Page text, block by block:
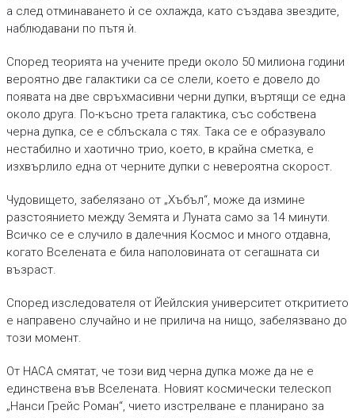
а след отминаването ѝ се охлажда, като създава звездите,
наблюдавани по пътя ѝ.
Според теорията на учените преди около 50 милиона години
вероятно две галактики са се слели, което е довело до
появата на две свръхмасивни черни дупки, въртящи се една
около друга. По-късно трета галактика, със собствена
черна дупка, се е сблъскала с тях. Така се е образувало
нестабилно и хаотично трио, което, в крайна сметка, е
изхвърлило една от черните дупки с невероятна скорост.
Чудовището, забелязано от „Хъбъл“, може да измине
разстоянието между Земята и Луната само за 14 минути.
Всичко се е случило в далечния Космос и много отдавна,
когато Вселената е била наполовината от сегашната си
възраст.
Според изследователя от Йейлския университет откритието
е направено случайно и не прилича на нищо, забелязвано до
този момент.
От НАСА смятат, че този вид черна дупка може да не е
единствена във Вселената. Новият космически телескоп
„Нанси Грейс Роман“, чието изстрелване е планирано за